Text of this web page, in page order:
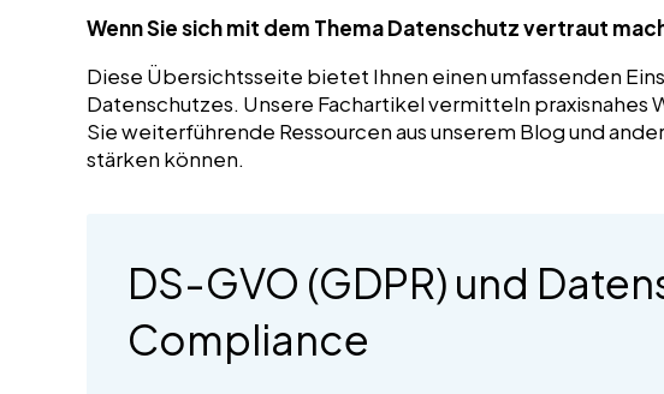
Wenn Sie sich mit dem Thema Datenschutz vertraut
Diese Übersichtsseite bietet Ihnen einen umfassenden
Datenschutzes. Unsere Fachartikel vermitteln
Sie weiterführende Ressourcen aus unserem Blog und
stärken können.
DS-GVO (GDPR) und
Compliance